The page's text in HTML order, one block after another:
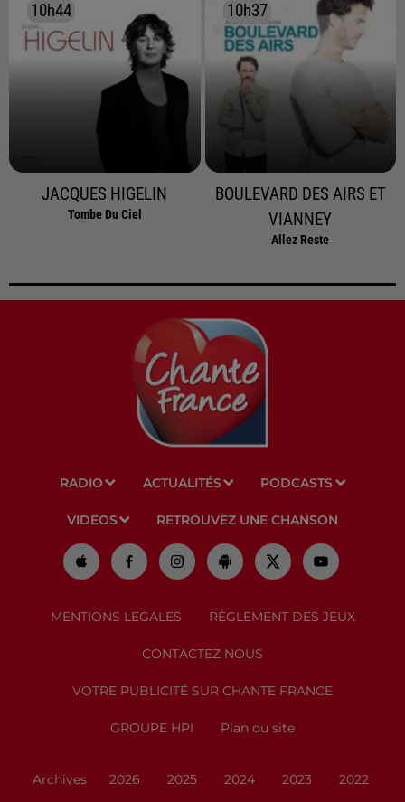
10h44
10h44
JACQUES HIGELIN
Tombe Du Ciel
10h37
10h37
BOULEVARD DES AIRS ET
VIANNEY
Allez Reste
RADIO ACTUALITÉS PODCASTS
VIDEOS RETROUVEZ UNE CHANSON
MENTIONS LEGALES RÈGLEMENT DES JEUX
CONTACTEZ NOUS
VOTRE PUBLICITÉ SUR CHANTE FRANCE
GROUPE HPI Plan du site
Archives 2026 2025 2024 2023 2022